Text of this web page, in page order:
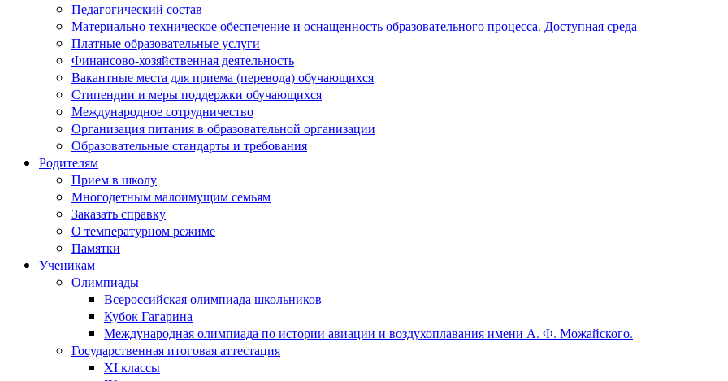
Педагогический состав
Материально техническое обеспечение и оснащенность образовательного процесса. Доступная среда
Платные образовательные услуги
Финансово-хозяйственная деятельность
Вакантные места для приема (перевода) обучающихся
Стипендии и меры поддержки обучающихся
Международное сотрудничество
Организация питания в образовательной организации
Образовательные стандарты и требования
Родителям
Прием в школу
Многодетным малоимущим семьям
Заказать справку
О температурном режиме
Памятки
Ученикам
Олимпиады
Всероссийская олимпиада школьников
Кубок Гагарина
Международная олимпиада по истории авиации и воздухоплавания имени А. Ф. Можайского.
Государственная итоговая аттестация
XI классы